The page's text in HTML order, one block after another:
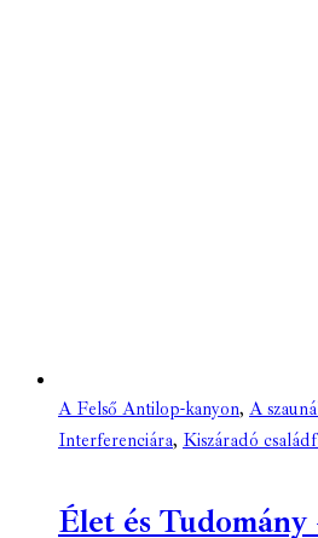
A Felső Antilop-kanyon, A
Interferenciára, Kiszáradó
Élet és